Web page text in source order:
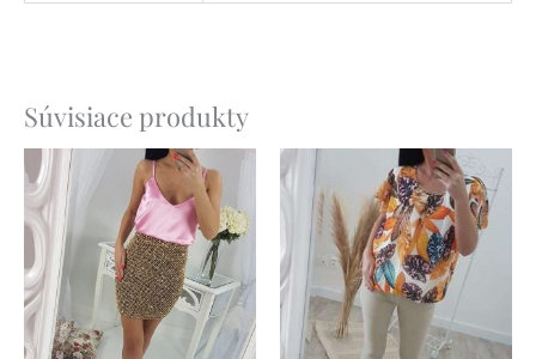
Súvisiace produkty